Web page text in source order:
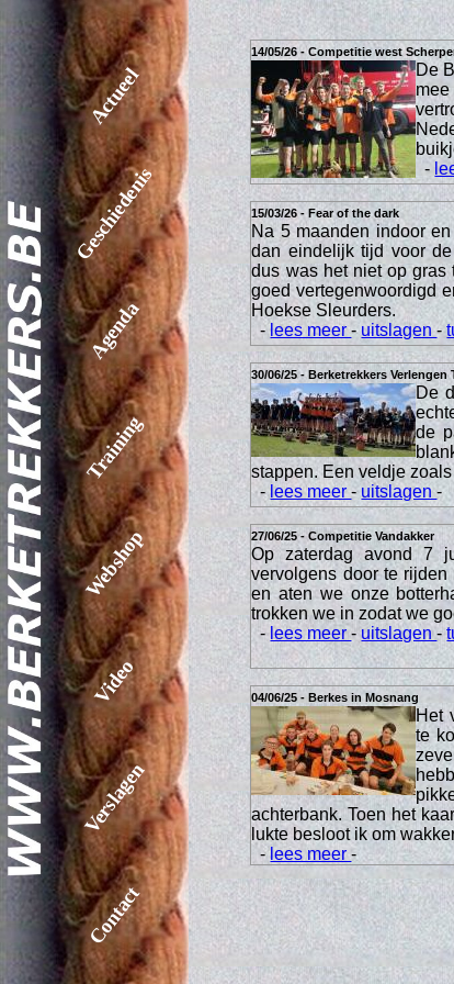
Actueel
Geschiedenis
Agenda
Training
Webshop
Video
Verslagen
Contact
14/05/26 - Competitie west
De
-
15/03/26 - Fear of the dark
Na 5 maanden indoor
dan eindelijk tijd voor
dus was het niet op gras
goed vertegenwoordigd
Hoekse Sleurders.
-lees meer-uitslagen-
30/06/25 - Berketrekkers Verlengen
De
de
stappen. Een veldje
- lees meer-uitslagen-
27/06/25 - Competitie Vandakker
Op zaterdag avond 7
vervolgens door te
en aten we onze
trokken we in zodat we
- lees meer-uitslagen-
04/06/25 - Berkes in Mosnang
Het
te
achterbank. Toen het
lukte besloot ik om
-lees meer-